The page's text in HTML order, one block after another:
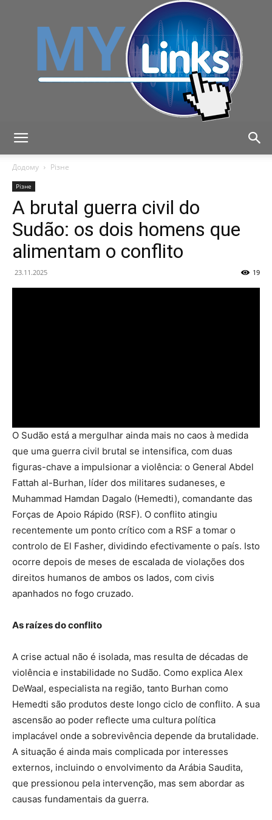
Додому
Різне
Різне
A brutal guerra civil do
Sudão: os dois homens que
alimentam o conflito
23.11.2025 19
O Sudão está a mergulhar ainda mais no caos à medida
que uma guerra civil brutal se intensifica, com duas
figuras-chave a impulsionar a violência: o General Abdel
Fattah al-Burhan, líder dos militares sudaneses, e
Muhammad Hamdan Dagalo (Hemedti), comandante das
Forças de Apoio Rápido (RSF). O conflito atingiu
recentemente um ponto crítico com a RSF a tomar o
controlo de El Fasher, dividindo efectivamente o país. Isto
ocorre depois de meses de escalada de violações dos
direitos humanos de ambos os lados, com civis
apanhados no fogo cruzado.
As raízes do conflito
A crise actual não é isolada, mas resulta de décadas de
violência e instabilidade no Sudão. Como explica Alex
DeWaal, especialista na região, tanto Burhan como
Hemedti são produtos deste longo ciclo de conflito. A sua
ascensão ao poder reflecte uma cultura política
implacável onde a sobrevivência depende da brutalidade.
A situação é ainda mais complicada por interesses
externos, incluindo o envolvimento da Arábia Saudita,
que pressionou pela intervenção, mas sem abordar as
causas fundamentais da guerra.